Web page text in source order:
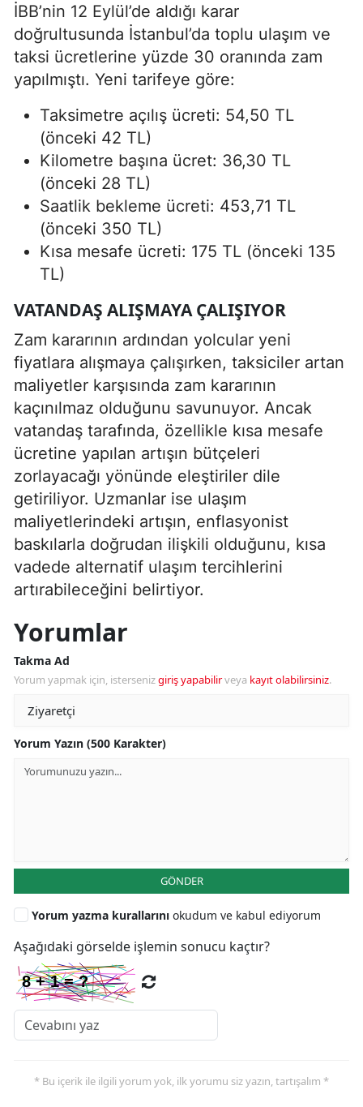
İBB’nin 12 Eylül’de aldığı karar
doğrultusunda İstanbul’da toplu ulaşım ve
taksi ücretlerine yüzde 30 oranında zam
yapılmıştı. Yeni tarifeye göre:
Taksimetre açılış ücreti: 54,50 TL
(önceki 42 TL)
Kilometre başına ücret: 36,30 TL
(önceki 28 TL)
Saatlik bekleme ücreti: 453,71 TL
(önceki 350 TL)
Kısa mesafe ücreti: 175 TL (önceki 135
TL)
VATANDAŞ ALIŞMAYA ÇALIŞIYOR
Zam kararının ardından yolcular yeni
fiyatlara alışmaya çalışırken, taksiciler artan
maliyetler karşısında zam kararının
kaçınılmaz olduğunu savunuyor. Ancak
vatandaş tarafında, özellikle kısa mesafe
ücretine yapılan artışın bütçeleri
zorlayacağı yönünde eleştiriler dile
getiriliyor. Uzmanlar ise ulaşım
maliyetlerindeki artışın, enflasyonist
baskılarla doğrudan ilişkili olduğunu, kısa
vadede alternatif ulaşım tercihlerini
artırabileceğini belirtiyor.
Yorumlar
Takma Ad
Yorum yapmak için, istersenizgiriş yapabilirveya kayıt olabilirsiniz.
Yorum Yazın (500 Karakter)
GÖNDER
Yorum yazma kurallarını okudum ve kabul ediyorum
Aşağıdaki görselde işlemin sonucu kaçtır?
* Bu içerik ile ilgili yorum yok, ilk yorumu siz yazın, tartışalım *